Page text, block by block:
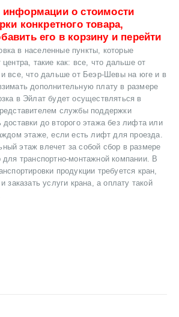
о стоимости
конкретного товара,
его в корзину и перейти
в населенные пункты, которые
центра, такие как: все, что дальше от
и все, что дальше от Беэр-Шевы на юге и в
дополнительную плату в размере
в Эйлат будет осуществляться в
службы поддержки
доставки до второго этажа без лифта или
этаже, если есть лифт для проезда.
этаж влечет за собой сбор в размере
транспортно-монтажной компании. В
продукции требуется кран,
заказать услуги крана, а оплату такой